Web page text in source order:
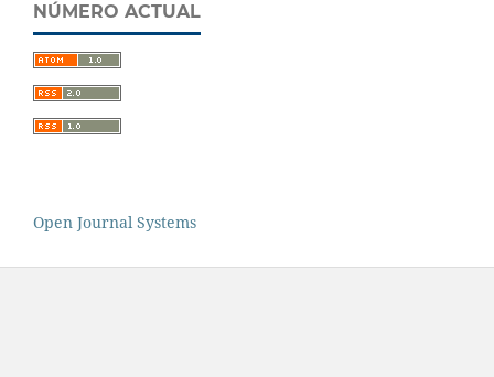
NÚMERO ACTUAL
Open Journal Systems